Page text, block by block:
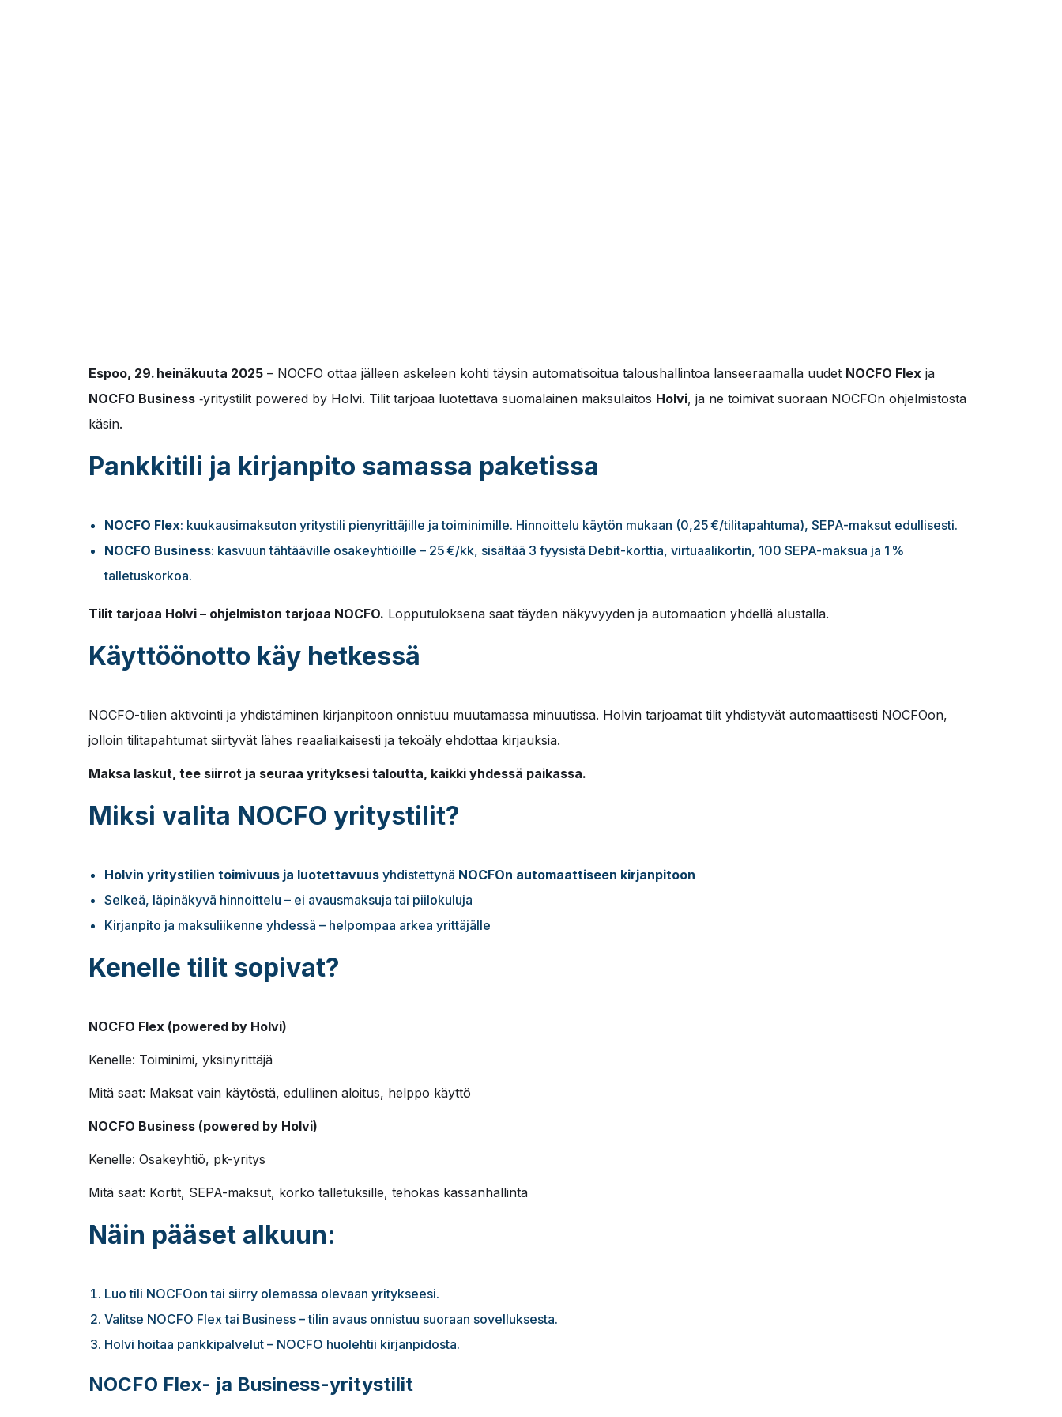
Espoo, 29. heinäkuuta 2025 – NOCFO ottaa jälleen askeleen kohti täysin automatisoitua taloushallintoa lanseeraamalla uudet NOCFO Flex ja
NOCFO Business ‑yritystilit powered by Holvi. Tilit tarjoaa luotettava suomalainen maksulaitos Holvi, ja ne toimivat suoraan NOCFOn ohjelmistosta
käsin.
Pankkitili ja kirjanpito samassa paketissa
NOCFO Flex: kuukausimaksuton yritystili pienyrittäjille ja toiminimille. Hinnoittelu käytön mukaan (0,25 €/tilitapahtuma), SEPA-maksut edullisesti.
NOCFO Business: kasvuun tähtääville osakeyhtiöille – 25 €/kk, sisältää 3 fyysistä Debit-korttia, virtuaalikortin, 100 SEPA-maksua ja 1 %
talletuskorkoa.
Tilit tarjoaa Holvi – ohjelmiston tarjoaa NOCFO. Lopputuloksena saat täyden näkyvyyden ja automaation yhdellä alustalla.
Käyttöönotto käy hetkessä
NOCFO-tilien aktivointi ja yhdistäminen kirjanpitoon onnistuu muutamassa minuutissa. Holvin tarjoamat tilit yhdistyvät automaattisesti NOCFOon,
jolloin tilitapahtumat siirtyvät lähes reaaliaikaisesti ja tekoäly ehdottaa kirjauksia.
Maksa laskut, tee siirrot ja seuraa yrityksesi taloutta, kaikki yhdessä paikassa.
Miksi valita NOCFO yritystilit?
Holvin yritystilien toimivuus ja luotettavuus yhdistettynä NOCFOn automaattiseen kirjanpitoon
Selkeä, läpinäkyvä hinnoittelu – ei avausmaksuja tai piilokuluja
Kirjanpito ja maksuliikenne yhdessä – helpompaa arkea yrittäjälle
Kenelle tilit sopivat?
NOCFO Flex (powered by Holvi)
Kenelle: Toiminimi, yksinyrittäjä
Mitä saat: Maksat vain käytöstä, edullinen aloitus, helppo käyttö
NOCFO Business (powered by Holvi)
Kenelle: Osakeyhtiö, pk-yritys
Mitä saat: Kortit, SEPA-maksut, korko talletuksille, tehokas kassanhallinta
Näin pääset alkuun:
Luo tili NOCFOon tai siirry olemassa olevaan yritykseesi.
Valitse NOCFO Flex tai Business – tilin avaus onnistuu suoraan sovelluksesta.
Holvi hoitaa pankkipalvelut – NOCFO huolehtii kirjanpidosta.
NOCFO Flex- ja Business-yritystilit